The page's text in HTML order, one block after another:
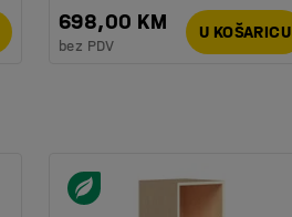
698,00 KM
bez PDV
U KOŠARICU